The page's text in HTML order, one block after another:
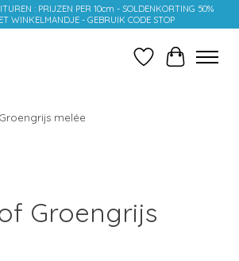
: PRIJZEN PER 10cm - SOLDENKORTING 50%
WINKELMANDJE - GEBRUIK CODE STOP
Verlanglijst
melée
Groengrijs